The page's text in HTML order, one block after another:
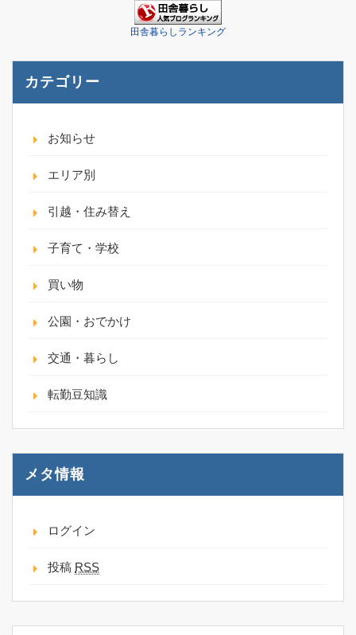
田舎暮らしランキング
カテゴリー
お知らせ
エリア別
引越・住み替え
子育て・学校
買い物
公園・おでかけ
交通・暮らし
転勤豆知識
メタ情報
ログイン
投稿 RSS